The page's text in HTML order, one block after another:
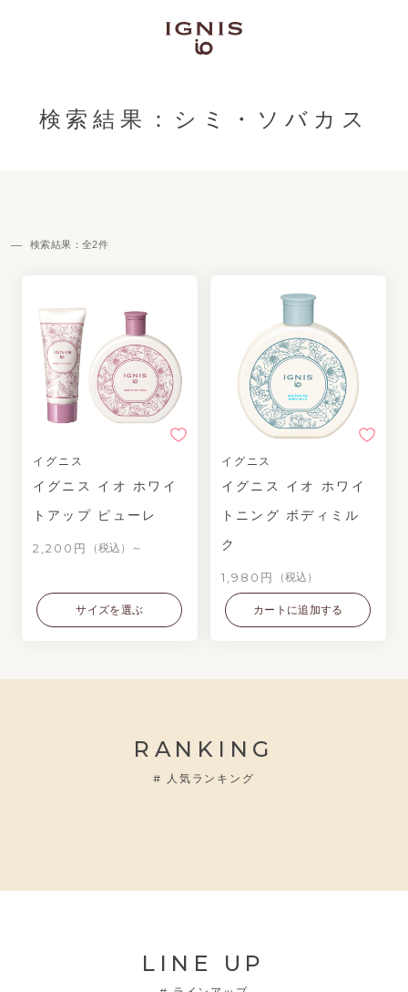
検索結果：シミ・ソバカス
検索結果：全2件
イグニス
イグニス イオ ホワイ
トアップ ピューレ
2,200円 （税込）～
サイズを選ぶ
イグニス
イグニス イオ ホワイ
トニング ボディミル
ク
1,980円 （税込）
カートに追加する
RANKING
# 人気ランキング
LINE UP